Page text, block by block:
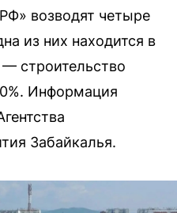
возводят четыре
из них находится в
строительство
Информация
Забайкалья.